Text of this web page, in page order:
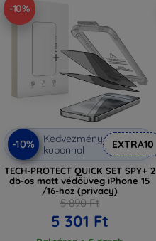
-10%
-10%
Kedvezmény
kuponnal
EXTRA10
TECH-PROTECT QUICK SET SPY+ 2
db-os matt védőüveg iPhone 15
/16-hoz (privacy)
5 890 Ft
5 301 Ft